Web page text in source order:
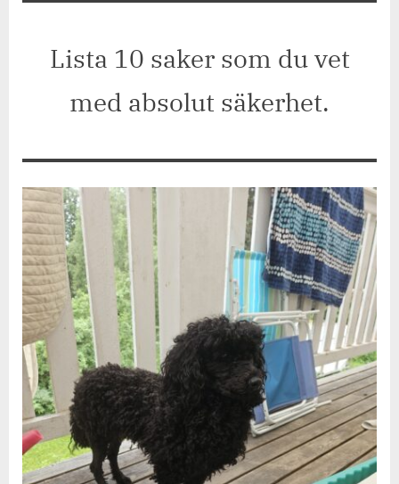
Lista 10 saker som du vet
med absolut säkerhet.